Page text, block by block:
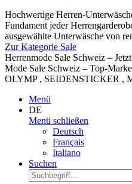
Hochwertige Herren-
Fundament jeder
ausgewählte Unterwäsche von
Zur Kategorie Sale
Herrenmode Sale Schweiz –
Mode Sale Schweiz – Top-
OLYMP , SEIDENSTICKER ,
Menü
DE
Menü schließen
Deutsch
Français
Italiano
Suchen